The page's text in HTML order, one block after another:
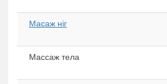
Масаж ніг
Массаж тела